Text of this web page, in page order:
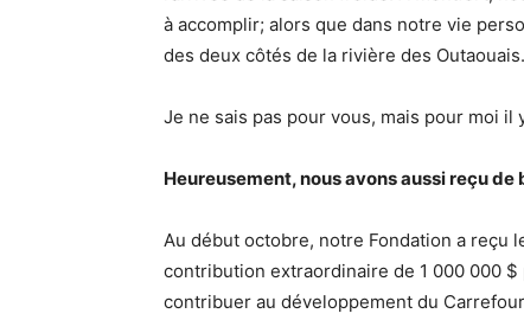
à accomplir; alors que dans notre vie
des deux côtés de la rivière des Outaouais.
Je ne sais pas pour vous, mais pour moi
Heureusement, nous avons aussi reçu de
Au début octobre, notre Fondation a reçu
contribution extraordinaire de 1 000 000
contribuer au développement du